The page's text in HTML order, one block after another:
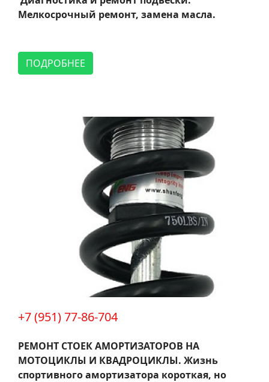
Мелкосрочный ремонт, замена масла.
ПОДРОБНЕЕ
+7 (951) 77-86-704
РЕМОНТ СТОЕК АМОРТИЗАТОРОВ НА
МОТОЦИКЛЫ И КВАДРОЦИКЛЫ. Жизнь
спортивного амортизатора короткая, но